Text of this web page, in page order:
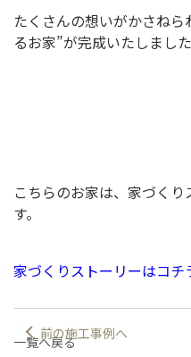
たくさんの想いがかさね
るお家”が完成いたしました
こちらのお家は、家づく
す。
家づくりストーリーはコチ
前の施工事例へ
一覧へ戻る